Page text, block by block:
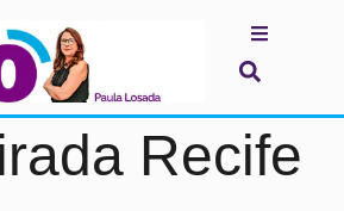
Recife